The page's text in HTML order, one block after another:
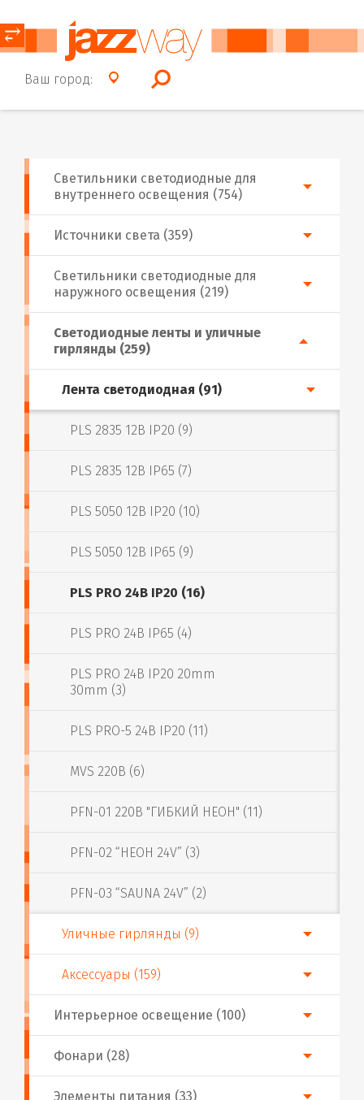
Ваш город:
⥂
Фонари (28)
Интерьерное освещение (100)
Источники света (359)
Светодиодные ленты и уличные
гирлянды (259)
Лента светодиодная (91)
PLS 2835 12В IP20 (9)
PLS 2835 12В IP65 (7)
PLS 5050 12В IP20 (10)
PLS 5050 12В IP65 (9)
PLS PRO 24В IP20 (16)
PLS PRO 24В IP65 (4)
PLS PRO 24В IP20 20mm
30mm (3)
PLS PRO-5 24В IP20 (11)
MVS 220В (6)
PFN-01 220В "ГИБКИЙ НЕОН" (11)
PFN-02 “НЕОН 24V” (3)
PFN-03 “SAUNA 24V” (2)
Уличные гирлянды (9)
Аксессуары (159)
Светильники светодиодные для
внутреннего освещения (754)
Светильники светодиодные для
наружного освещения (219)
Элементы питания (33)